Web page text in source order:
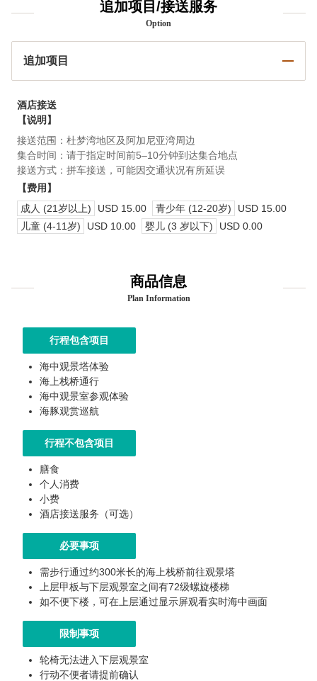
追加项目/接送服务
Option
追加项目
酒店接送
【说明】
接送范围：杜梦湾地区及阿加尼亚湾周边
集合时间：请于指定时间前5–10分钟到达集合地点
接送方式：拼车接送，可能因交通状况有所延误
【费用】
成人 (21岁以上)
USD 15.00 青少年 (12-20岁)
USD 15.00
儿童 (4-11岁)
USD 10.00 婴儿 (3 岁以下) USD 0.00
商品信息
Plan Information
行程包含项目
海中观景塔体验
海上栈桥通行
海中观景室参观体验
海豚观赏巡航
行程不包含项目
膳食
个人消费
小费
酒店接送服务（可选）
必要事项
需步行通过约300米长的海上栈桥前往观景塔
上层甲板与下层观景室之间有72级螺旋楼梯
如不便下楼，可在上层通过显示屏观看实时海中画面
限制事项
轮椅无法进入下层观景室
行动不便者请提前确认